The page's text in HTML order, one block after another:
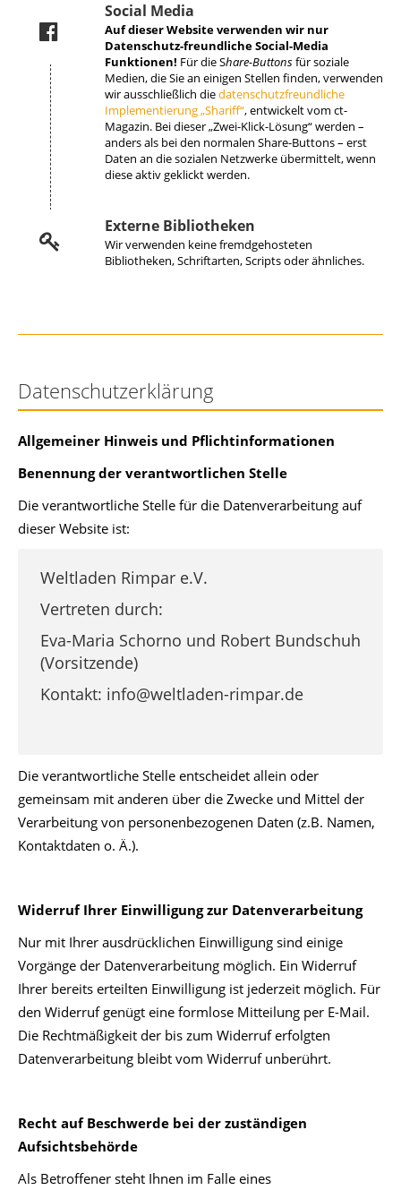
Social Media
Auf dieser Website verwenden wir nur
Datenschutz-freundliche Social-Media
Funktionen! Für die Share-Buttonsfür soziale
Medien, die Sie an einigen Stellen finden, verwenden
wir ausschließlich diedatenschutzfreundliche
Implementierung „Shariff“, entwickelt vom ct-
Magazin. Bei dieser „Zwei-Klick-Lösung“ werden –
anders als bei den normalen Share-Buttons – erst
Daten an die sozialen Netzwerke übermittelt, wenn
diese aktiv geklickt werden.
Externe Bibliotheken
Wir verwenden keine fremdgehosteten
Bibliotheken, Schriftarten, Scripts oder ähnliches.
Datenschutzerklärung
Allgemeiner Hinweis und Pflichtinformationen
Benennung der verantwortlichen Stelle
Die verantwortliche Stelle für die Datenverarbeitung auf
dieser Website ist:
Weltladen Rimpar e.V.
Vertreten durch:
Eva-Maria Schorno und Robert Bundschuh
(Vorsitzende)
Kontakt: info@weltladen-rimpar.de
Die verantwortliche Stelle entscheidet allein oder
gemeinsam mit anderen über die Zwecke und Mittel der
Verarbeitung von personenbezogenen Daten (z.B. Namen,
Kontaktdaten o. Ä.).
Widerruf Ihrer Einwilligung zur Datenverarbeitung
Nur mit Ihrer ausdrücklichen Einwilligung sind einige
Vorgänge der Datenverarbeitung möglich. Ein Widerruf
Ihrer bereits erteilten Einwilligung ist jederzeit möglich. Für
den Widerruf genügt eine formlose Mitteilung per E-Mail.
Die Rechtmäßigkeit der bis zum Widerruf erfolgten
Datenverarbeitung bleibt vom Widerruf unberührt.
Recht auf Beschwerde bei der zuständigen
Aufsichtsbehörde
Als Betroffener steht Ihnen im Falle eines